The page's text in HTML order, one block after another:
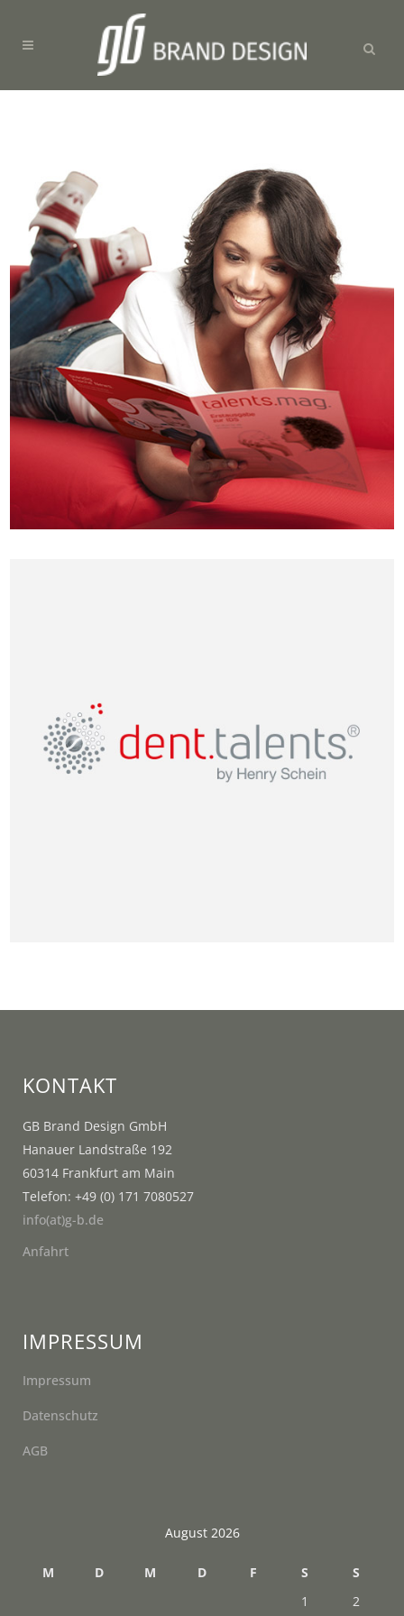
KONTAKT
GB Brand Design GmbH
Hanauer Landstraße 192
60314 Frankfurt am Main
Telefon: +49 (0) 171 7080527
info(at)g-b.de
Anfahrt
IMPRESSUM
Impressum
Datenschutz
AGB
August 2026
M D M D F S
S
1
2